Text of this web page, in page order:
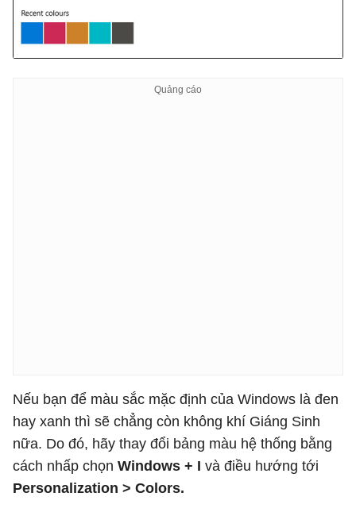
Nếu bạn để màu sắc mặc định của Windows là đen
hay xanh thì sẽ chẳng còn không khí Giáng Sinh
nữa. Do đó, hãy thay đổi bảng màu hệ thống bằng
cách nhấp chọn Windows + I và điều hướng tới
Personalization > Colors.